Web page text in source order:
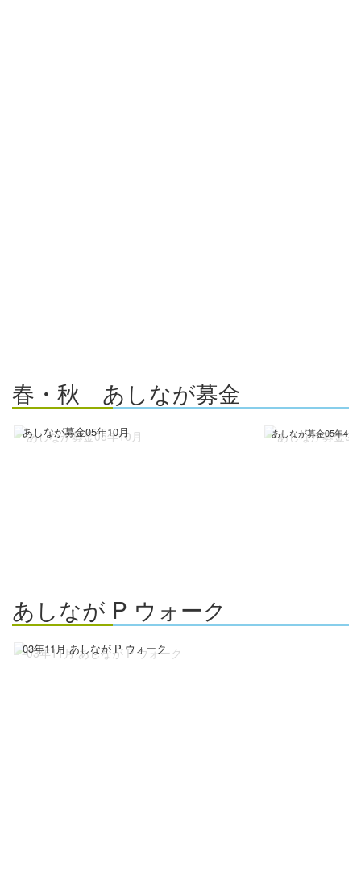
春・秋 あしなが募金
あしなが募金05年10月 あしなが募金05年4月
あしなが P ウォーク
03年11月 あしなが P ウォーク